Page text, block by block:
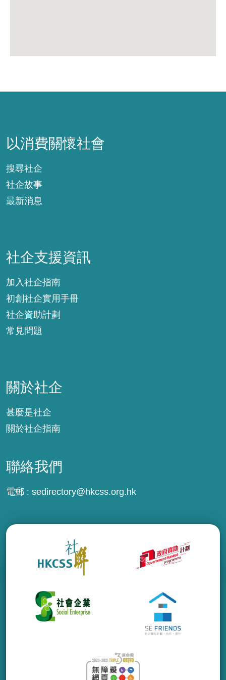
以消費關懷社會
搜尋社企
社企故事
最新消息
社企支援資訊
加入社企指南
初創社企實用手冊
社企資助計劃
常見問題
關於社企
甚麼是社企
關於社企指南
聯絡我們
電郵 : sedirectory@hkcss.org.hk